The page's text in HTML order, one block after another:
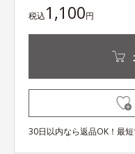
税込1,100円
30日以内なら返品OK！最